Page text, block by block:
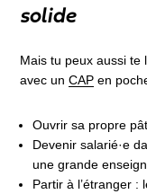
solide
Mais tu peux aussi te
avec unCAP en
Ouvrir sa propre
Devenir salarié·e
une grande
Partir à l’étranger :